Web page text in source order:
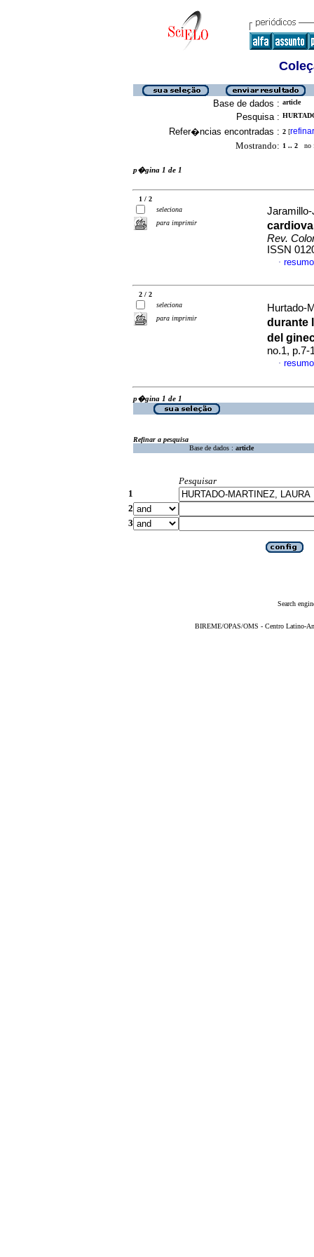
Base de dados : article
Pesquisa :
Refer�ncias encontradas : 2 [refinar
Mostrando: 1 .. 2 no
p�gina 1 de 1
1 / 2
seleciona
para imprimir
Rev.
ISSN
·
2 / 2
seleciona
para imprimir
Hurtado-
durante
del
no.1, p.7-
·
p�gina 1 de 1
Refinar a pesquisa
Base de dados : article
Pesquisar
1
2
3
Search
BIREME/OPAS/OMS - Centro Latino-